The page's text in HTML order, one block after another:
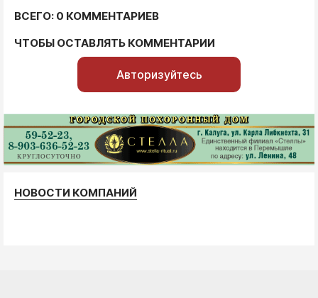
ВСЕГО: 0 КОММЕНТАРИЕВ
ЧТОБЫ ОСТАВЛЯТЬ КОММЕНТАРИИ
Авторизуйтесь
НОВОСТИ КОМПАНИЙ